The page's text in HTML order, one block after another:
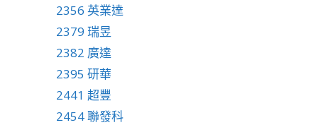
2356 英業達
2379 瑞昱
2382 廣達
2395 研華
2441 超豐
2454 聯發科